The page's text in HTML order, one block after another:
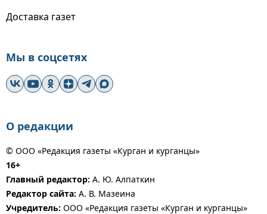
Доставка газет
Мы в соцсетях
О редакции
© ООО «Редакция газеты «Курган и курганцы»
16+
Главный редактор: А. Ю. Алпаткин
Редактор сайта: А. В. Мазеина
Учредитель: ООО «Редакция газеты «Курган и курганцы»